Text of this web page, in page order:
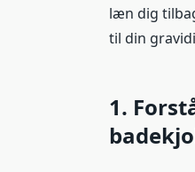
læn dig
til din
1.